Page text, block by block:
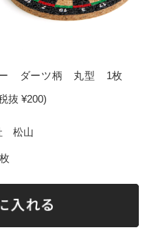
ー ダーツ柄 丸型 1枚
抜 ¥200)
松山
枚